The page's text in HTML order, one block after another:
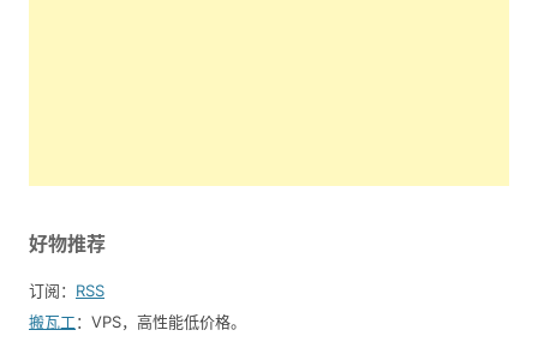
好物推荐
订阅： RSS
搬瓦工：VPS，高性能低价格。️